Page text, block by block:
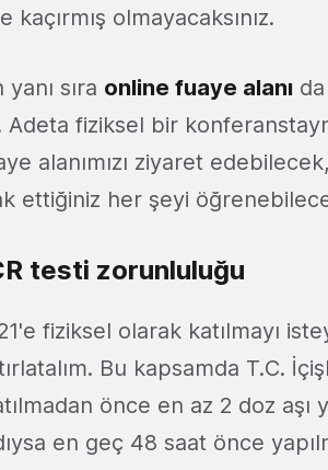
kaçırmış olmayacaksınız.
yanı sıra online fuaye alanı
fiziksel bir
alanımızı ziyaret
ettiğiniz her şeyi
testi zorunluluğu
fiziksel olarak katılmayı
Bu kapsamda T.C.
önce en az 2 doz aşı
en geç 48 saat önce